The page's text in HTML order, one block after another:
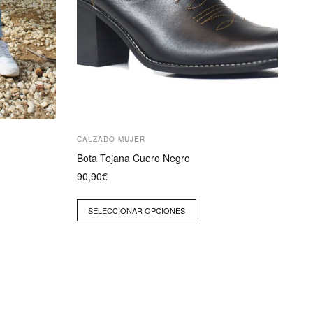
CALZADO MUJER
Bota Tejana Cuero Negro
90,90€
SELECCIONAR OPCIONES
producto